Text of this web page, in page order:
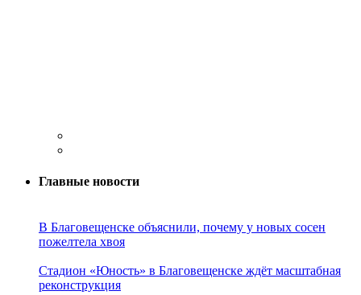
Главные новости
В Благовещенске объяснили, почему у новых сосен
пожелтела хвоя
Стадион «Юность» в Благовещенске ждёт масштабная
реконструкция